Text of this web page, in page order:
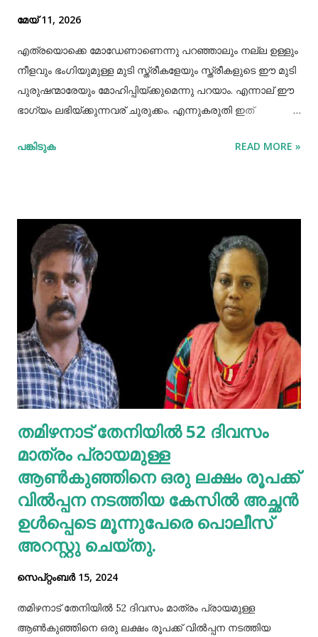
മേയ് 11, 2026
എത്രയൊക്കെ മോഡേണാണെന്നു പറഞ്ഞാലും നല്ല ഉള്ളും
നീളവും ഭംഗിയുമുള്ള മുടി സ്ത്രീകളേയും സ്ത്രീകളുടെ ഈ മുടി
പുരുഷന്മാരേയും മോഹിപ്പിയ്ക്കുമെന്നു പറയാം. എന്നാല് ഈ
ഭാഗ്യം ലഭിയ്ക്കുന്നവര് ചുരുക്കം. എന്നുകരുതി ഇത്
സഹായിക്കുന്ന ചില വഴികളെക്കുറിച്ചറിയൂ,മുടി വളര്‍ച്ചയ്ക്ക്
ചീകുന്നത് ശരിയായ രീതിയിലല്ലെങ്കില്‍ മുടി ജട പിടിക്കാനും
പൊട്ടിപ്പോകാനുമുള്ള സാധ്യതയും കൂടും. മുടി ശരിയായി
ചീകുന്നതിനും ചില വഴികളുണ്ട്. ആമസോണിൽ 80% വരെ
ഓഫറിൽ വ്യത്യസ്ത വിഭാഗത്തിലുള്ള ഉത്പന്നങ്ങൾ
വാങ്ങാവുന്നതിനായി ഇവിടെ ക്ലിക്ക് ചെയ്യുക ദിവസവും
മുടി കഴുകണമെന്നില്ല. ഇത് മുടിയിലെ സ്വാഭാവിക
എണ്ണമയം നഷ്ടപ്പെടുത്തും. ദിവസവും കഴുകുകയെങ്കില്‍
ഇതനുസരിച്ച് എണ്ണ തേയ്ക്കുകയും വേണം. എന്നാല്‍
മുടിയിലെ അഴുക്കു നീക്കി വൃത്തിയാക്കി വയ്‌ക്കേണ്ടതും
അത്യാവശ്യം. അല്ലെങ്കില്‍ ഇത് മുടിവളര്‍ച്ചയെ
തടസപ്പെടുത്തും. നല്ല ഭക്ഷണം, വെള്ളം കുടിയ്ക്കുക, നല്ല
ഉറക്കം എന്നിവ മു...
പങ്കിടുക READ MORE »
തമിഴനാട് തേനിയില്‍ 52 ദിവസം
മാത്രം പ്രായമുള്ള
ആണ്‍കുഞ്ഞിനെ ഒരു ലക്ഷം രൂപക്ക്
വില്‍പ്പന നടത്തിയ കേസില്‍ അച്ഛൻ
ഉള്‍പ്പെടെ മൂന്നുപേരെ പൊലീസ്
അറസ്റ്റു ചെയ്തു.
സെപ്റ്റംബർ 15, 2024
തമിഴനാട് തേനിയില്‍ 52 ദിവസം മാത്രം പ്രായമുള്ള
ആണ്‍കുഞ്ഞിനെ ഒരു ലക്ഷം രൂപക്ക് വില്‍പ്പന നടത്തിയ